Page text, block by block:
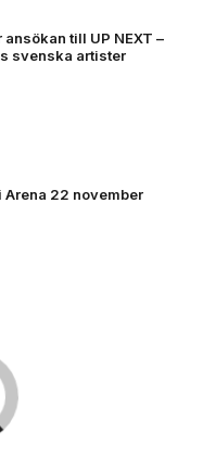
till UP NEXT –
svenska artister
22 november